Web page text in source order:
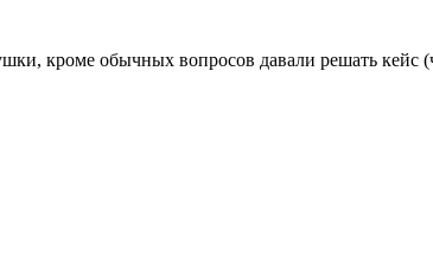
кроме обычных вопросов давали решать кейс